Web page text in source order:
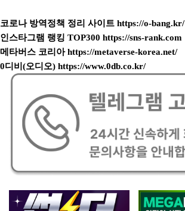
코로나 방역정책 정리 사이트 https://o-bang.kr/
인스타그램 랭킹 TOP300 https://sns-rank.com
메타버스 코리아https://metaverse-korea.net/
0디비(오디오) https://www.0db.co.kr/